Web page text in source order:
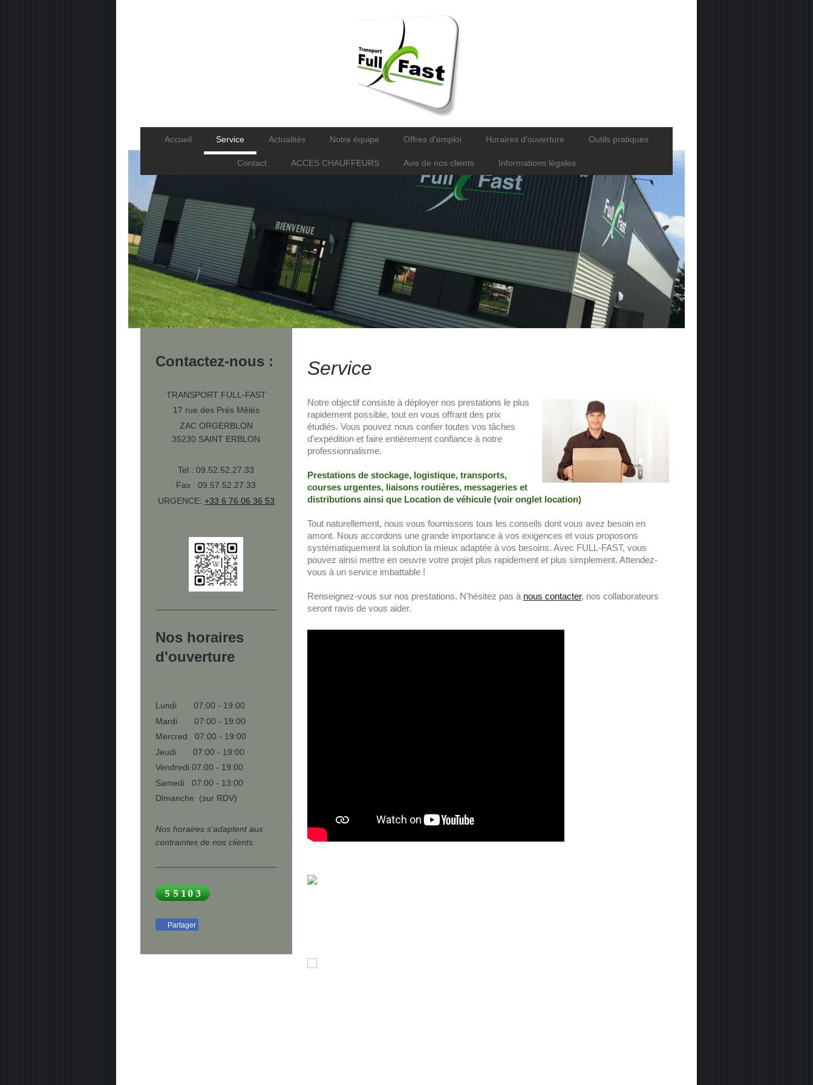
Accueil Service Actualités Notre équipe Offres d'emploi Horaires d'ouverture Outils pratiques
Contact ACCES CHAUFFEURS Avis de nos clients Informations légales
Service
Notre objectif consiste à déployer nos prestations le plus
rapidement possible, tout en vous offrant des prix
étudiés. Vous pouvez nous confier toutes vos tâches
d'expédition et faire entièrement confiance à notre
professionnalisme.
Prestations de stockage, logistique, transports,
courses urgentes, liaisons routières, messageries et
distributions ainsi que Location de véhicule (voir onglet location)
Tout naturellement, nous vous fournissons tous les conseils dont vous avez besoin en
amont. Nous accordons une grande importance à vos exigences et vous proposons
systématiquement la solution la mieux adaptée à vos besoins. Avec FULL-FAST, vous
pouvez ainsi mettre en oeuvre votre projet plus rapidement et plus simplement. Attendez-
vous à un service imbattable !
Renseignez-vous sur nos prestations. N'hésitez pas à nous contacter, nos collaborateurs
seront ravis de vous aider.
Contactez-nous :
TRANSPORT FULL-FAST
17 rue des Prés Mêlés
ZAC ORGERBLON
35230 SAINT ERBLON
Tel : 09.52.52.27.33
Fax : 09.57.52.27.33
URGENCE: +33 6 76 06 36 53
Nos horaires
d'ouverture
Lundi 07:00 - 19:00
Mardi 07:00 - 19:00
Mercred 07:00 - 19:00
Jeudi 07:00 - 19:00
Vendredi 07:00 - 19:00
Samedi 07:00 - 13:00
Dimanche (sur RDV)
Nos horaires s'adaptent aux
contraintes de nos clients.
Partager